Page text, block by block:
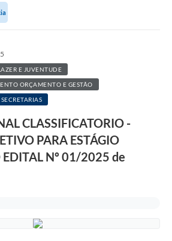
E JUVENTUDE
ORÇAMENTO E GESTÃO
SECRETARIAS
CLASSIFICATORIO -
PARA ESTÁGIO
Nº 01/2025 de